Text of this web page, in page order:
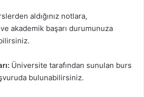
aldığınız notlara,
akademik başarı durumunuza
Üniversite tarafından sunulan burs
bulunabilirsiniz.